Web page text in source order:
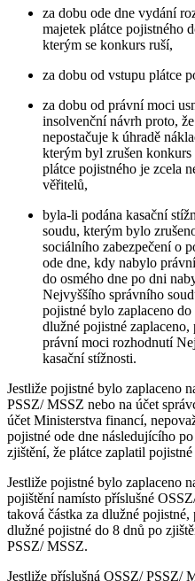
za dobu ode dne vydání
majetek plátce pojistného
kterým se konkurs ruší,
za dobu od vstupu plátce
za dobu od právní moci
insolvenční návrh proto,
nepostačuje k úhradě
kterým byl zrušen
plátce pojistného je zcela
věřitelů,
byla-li podána kasační
soudu, kterým bylo
sociálního zabezpečení o
ode dne, kdy nabylo
do osmého dne po dni
Nejvyššího správního
pojistné bylo zaplaceno
dlužné pojistné
právní moci rozhodnutí
kasační stížnosti.
Jestliže pojistné bylo zaplaceno
PSSZ/ MSSZ nebo na účet
účet Ministerstva financí,
pojistné ode dne následujícího
zjištění, že plátce zaplatil
Jestliže pojistné bylo zaplaceno
pojištění namísto příslušné
taková částka za dlužné
dlužné pojistné do 8 dnů po
PSSZ/ MSSZ.
Jestliže příslušná OSSZ/ PSSZ/